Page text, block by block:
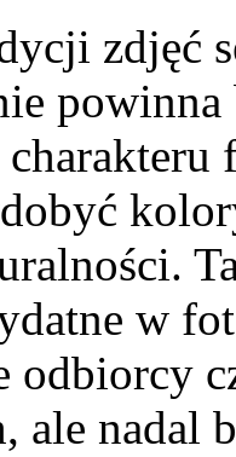
zdjęć
powinna
w
odbiorcy
ale nadal